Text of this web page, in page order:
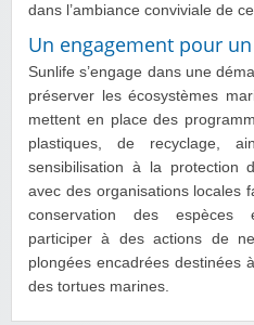
dans l’ambiance conviviale de ce
Un engagement pour
Sunlife s’engage dans une
préserver les écosystèmes
mettent en place des
plastiques, de recyclage,
sensibilisation à la protection
avec des organisations locales
conservation des espèces
participer à des actions de
plongées encadrées destinées
des tortues marines.